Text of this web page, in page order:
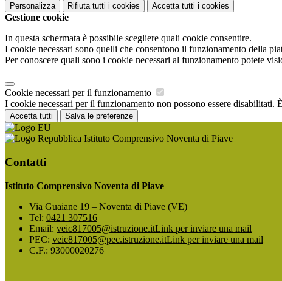
Personalizza Rifiuta tutti i cookies Accetta tutti i cookies
Gestione cookie
In questa schermata è possibile scegliere quali cookie consentire.
I cookie necessari sono quelli che consentono il funzionamento della
Per conoscere quali sono i cookie necessari al funzionamento potete
Cookie necessari per il funzionamento
I cookie necessari per il funzionamento non possono essere
Accetta tutti Salva le preferenze
Istituto Comprensivo Noventa di Piave
Contatti
Istituto Comprensivo Noventa di Piave
Via Guaiane 19 – Noventa di Piave (VE)
Tel: 0421 307516
Email: veic817005@istruzione.itLink per inviare una mail
PEC: veic817005@pec.istruzione.itLink per inviare una mail
C.F.: 93000020276